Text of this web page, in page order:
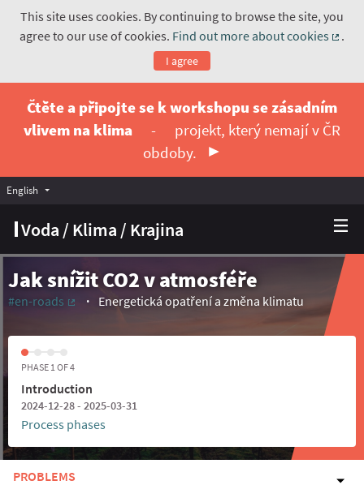
This site uses cookies. By continuing to browse the site, you
agree to our use of cookies. Find out more about cookies
.
I agree
Čtěte a připojte se k workshopu se zásadním
vlivem na klima
-
projekt, který nemají v ČR
obdoby.
Voda / Klima / Krajina
English Vyberte jazyk
Jak snížit CO2 v atmosféře
#en-roads
(External link)
Energetická opatření a změna klimatu
PHASE 1 OF 4
Introduction
2024-12-28 - 2025-03-31
Process phases
PROBLEMS